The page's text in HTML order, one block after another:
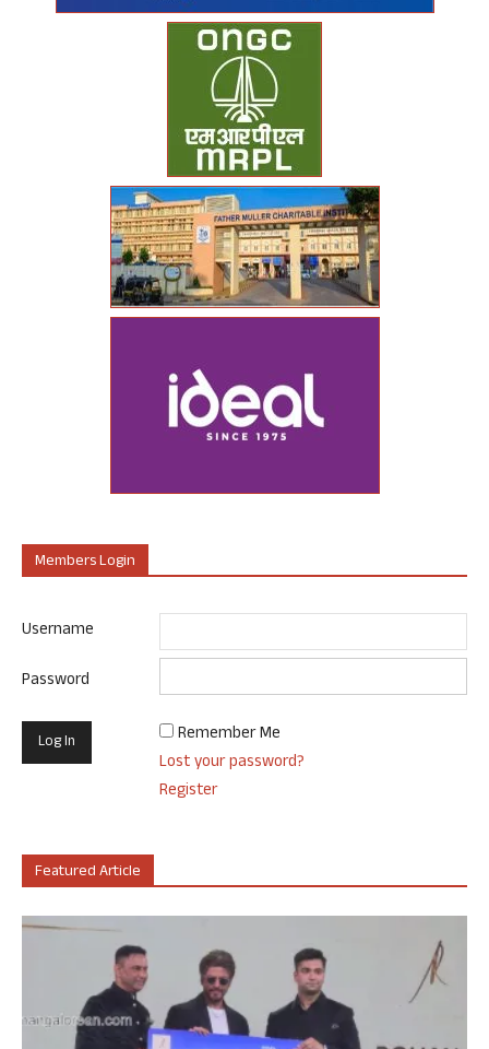
Members Login
Username
Password
Remember Me
Lost your password?
Register
Featured Article